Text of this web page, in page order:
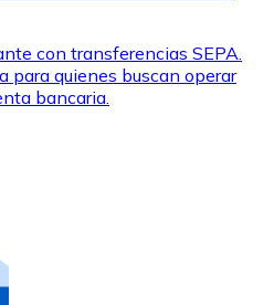
con transferencias SEPA.
para quienes buscan operar
bancaria.